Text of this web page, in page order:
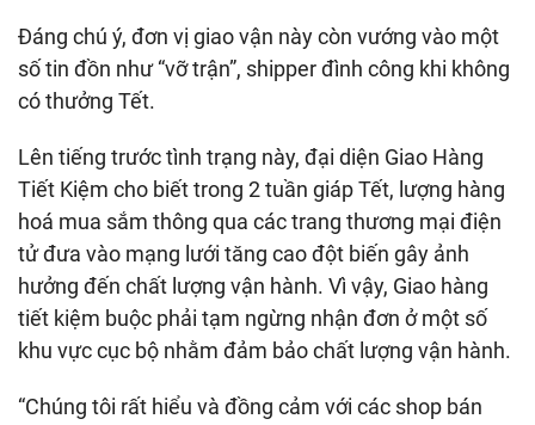
Đáng chú ý, đơn vị giao vận này còn vướng vào một
số tin đồn như “vỡ trận”, shipper đình công khi không
có thưởng Tết.
Lên tiếng trước tình trạng này, đại diện Giao Hàng
Tiết Kiệm cho biết trong 2 tuần giáp Tết, lượng hàng
hoá mua sắm thông qua các trang thương mại điện
tử đưa vào mạng lưới tăng cao đột biến gây ảnh
hưởng đến chất lượng vận hành. Vì vậy, Giao hàng
tiết kiệm buộc phải tạm ngừng nhận đơn ở một số
khu vực cục bộ nhằm đảm bảo chất lượng vận hành.
“Chúng tôi rất hiểu và đồng cảm với các shop bán